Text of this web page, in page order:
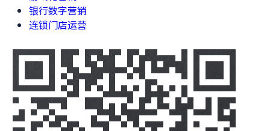
银行数字营销
连锁门店运营